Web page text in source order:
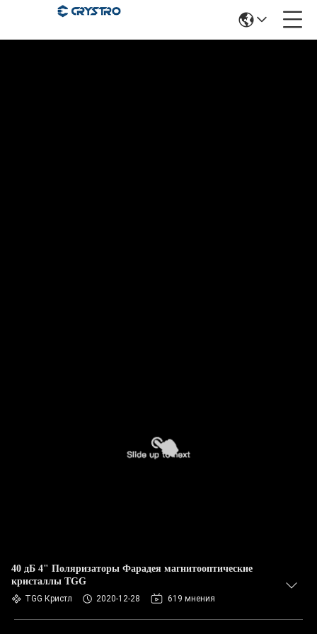
40 дБ 4" Поляризаторы Фарадея магнитооптические
кристаллы TGG
TGG Кристл 2020-12-28 619 мнения